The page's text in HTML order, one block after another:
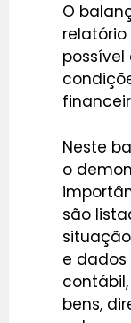
O
possível
Neste
o
são
e
bens,